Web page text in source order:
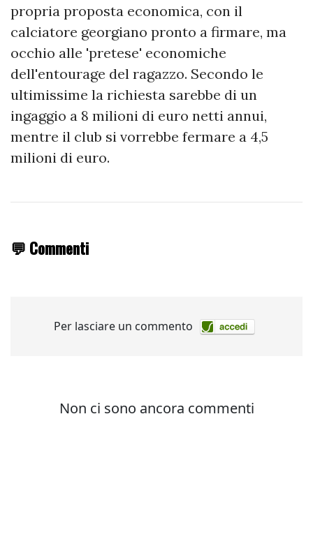
propria proposta economica, con il
calciatore georgiano pronto a firmare, ma
occhio alle 'pretese' economiche
dell'entourage del ragazzo. Secondo le
ultimissime la richiesta sarebbe di un
ingaggio a 8 milioni di euro netti annui,
mentre il club si vorrebbe fermare a 4,5
milioni di euro.
💬 Commenti